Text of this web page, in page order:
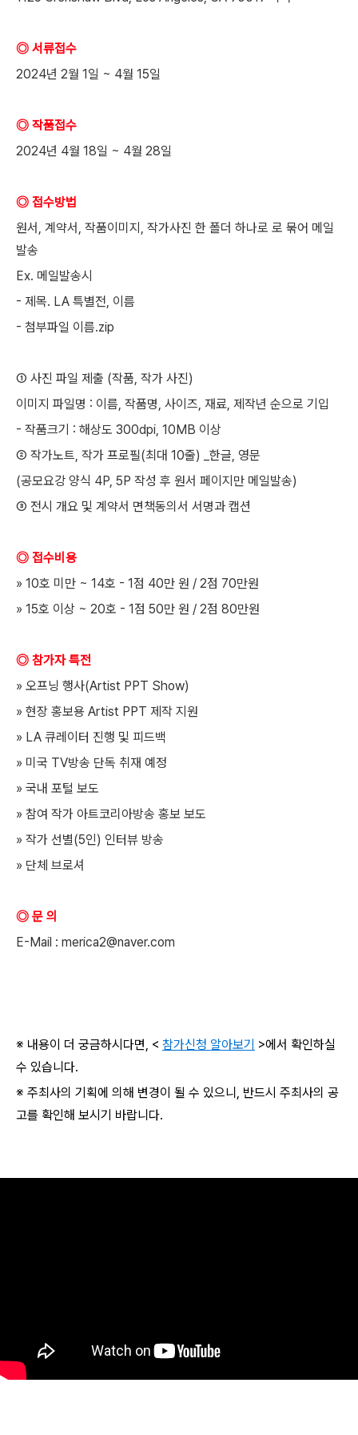
◎ 서류접수
2024년 2월 1일 ~ 4월 15일
◎ 작품접수
2024년 4월 18일 ~ 4월 28일
◎ 접수방법
원서, 계약서, 작품이미지, 작가사진 한 폴더 하나로 로 묶어 메일
발송
Ex. 메일발송시
- 제목. LA 특별전, 이름
- 첨부파일 이름.zip
① 사진 파일 제출 (작품, 작가 사진)
이미지 파일명 : 이름, 작품명, 사이즈, 재료, 제작년 순으로 기입
- 작품크기 : 해상도 300dpi, 10MB 이상
② 작가노트, 작가 프로필(최대 10줄) _한글, 영문
(공모요강 양식 4P, 5P 작성 후 원서 페이지만 메일발송)
③ 전시 개요 및 계약서 면책동의서 서명과 캡션
◎ 접수비용
» 10호 미만 ~ 14호 - 1점 40만 원 / 2점 70만원
» 15호 이상 ~ 20호 - 1점 50만 원 / 2점 80만원
◎ 참가자 특전
» 오프닝 행사(Artist PPT Show)
» 현장 홍보용 Artist PPT 제작 지원
» LA 큐레이터 진행 및 피드백
» 미국 TV방송 단독 취재 예정
» 국내 포털 보도
» 참여 작가 아트코리아방송 홍보 보도
» 작가 선별(5인) 인터뷰 방송
» 단체 브로셔
◎ 문 의
E-Mail : merica2@naver.com
※ 내용이 더 궁금하시다면, < 참가신청 알아보기 >에서 확인하실
수 있습니다.
※ 주최사의 기획에 의해 변경이 될 수 있으니, 반드시 주최사의 공
고를 확인해 보시기 바랍니다.